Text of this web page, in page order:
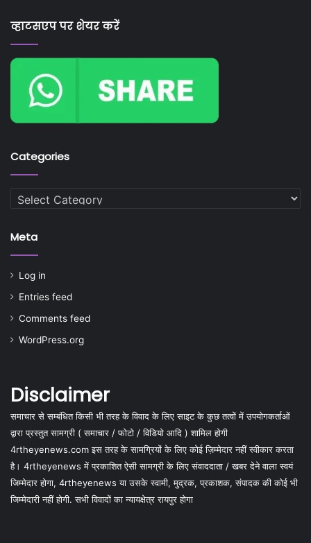
व्हाटसएप पर शेयर करें
Categories
Categories
Meta
Log in
Entries feed
Comments feed
WordPress.org
Disclaimer
समाचार से सम्बंधित किसी भी तरह के विवाद के लिए साइट के कुछ तत्वों में उपयोगकर्ताओं
द्वारा प्रस्तुत सामग्री ( समाचार / फोटो / विडियो आदि ) शामिल होगी
4rtheyenews.com इस तरह के सामग्रियों के लिए कोई ज़िम्मेदार नहीं स्वीकार करता
है। 4rtheyenews में प्रकाशित ऐसी सामग्री के लिए संवाददाता / खबर देने वाला स्वयं
जिम्मेदार होगा, 4rtheyenews या उसके स्वामी, मुद्रक, प्रकाशक, संपादक की कोई भी
जिम्मेदारी नहीं होगी. सभी विवादों का न्यायक्षेत्र रायपुर होगा